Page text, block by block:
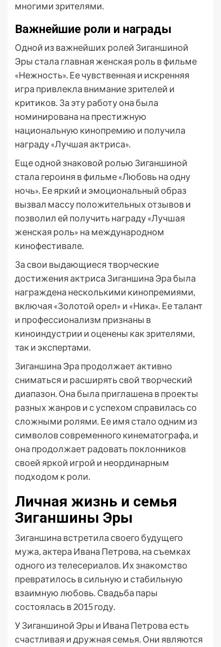
многими зрителями.
Важнейшие роли и награды
Одной из важнейших ролей Зиганшиной
Эры стала главная женская роль в фильме
«Нежность». Ее чувственная и искренняя
игра привлекла внимание зрителей и
критиков. За эту работу она была
номинирована на престижную
национальную кинопремию и получила
награду «Лучшая актриса».
Еще одной знаковой ролью Зиганшиной
стала героиня в фильме «Любовь на одну
ночь». Ее яркий и эмоциональный образ
вызвал массу положительных отзывов и
позволил ей получить награду «Лучшая
женская роль» на международном
кинофестивале.
За свои выдающиеся творческие
достижения актриса Зиганшина Эра была
награждена несколькими кинопремиями,
включая «Золотой орел» и «Ника». Ее талант
и профессионализм признаны в
киноиндустрии и оценены как зрителями,
так и экспертами.
Зиганшина Эра продолжает активно
сниматься и расширять свой творческий
диапазон. Она была приглашена в проекты
разных жанров и с успехом справилась со
сложными ролями. Ее имя стало одним из
символов современного кинематографа, и
она продолжает радовать поклонников
своей яркой игрой и неординарным
подходом к роли.
Личная жизнь и семья
Зиганшины Эры
Зиганшина встретила своего будущего
мужа, актера Ивана Петрова, на съемках
одного из телесериалов. Их знакомство
превратилось в сильную и стабильную
взаимную любовь. Свадьба пары
состоялась в 2015 году.
У Зиганшиной Эры и Ивана Петрова есть
счастливая и дружная семья. Они являются